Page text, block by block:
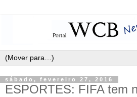
sábado, fevereiro 27, 2016
ESPORTES: FIFA tem